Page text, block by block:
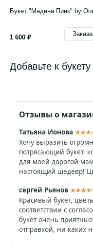
Букет "Мадена Пинк" by
1 600 ₽
Добавьте к букету
Отзывы о
Татьяна Ионова
Хочу выразить
потрясающий букет,
для моей дорогой
настоящий шедевр!
сергей Рьянов
Красивый букет,
соответствии с
букет очень
отправкой, ни каких